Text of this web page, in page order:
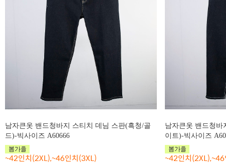
남자큰옷 밴드청바지 스티치 데님 스판(흑청/골
드)-빅사이즈 A60666
~42인치(2XL),~46인치(3XL)
남자큰옷 밴드청바
이트)-빅사이즈
~42인치